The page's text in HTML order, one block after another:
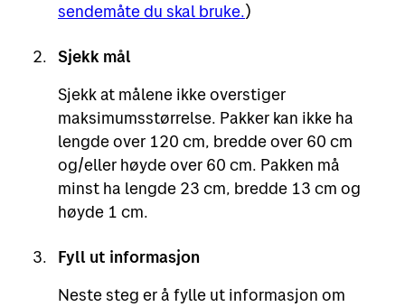
sendemåte du skal bruke.)
Sjekk mål
Sjekk at målene ikke overstiger
maksimumsstørrelse. Pakker kan ikke ha
lengde over 120 cm, bredde over 60 cm
og/eller høyde over 60 cm. Pakken må
minst ha lengde 23 cm, bredde 13 cm og
høyde 1 cm.
Fyll ut informasjon
Neste steg er å fylle ut informasjon om